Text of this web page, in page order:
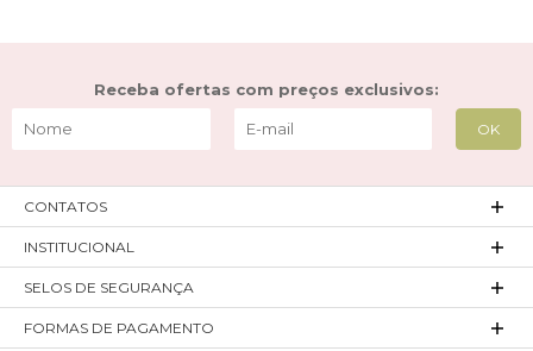
Receba ofertas com preços exclusivos:
CONTATOS
INSTITUCIONAL
SELOS DE SEGURANÇA
FORMAS DE PAGAMENTO